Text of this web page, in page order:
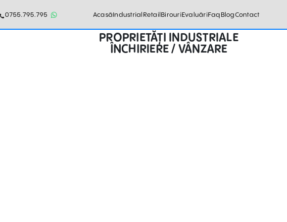
0755.795.795 AcasăIndustrial RetailBirouriEvaluăriFaq BlogContact
PROPRIETĂȚI INDUSTRIALE
ÎNCHIRIERE / VÂNZARE